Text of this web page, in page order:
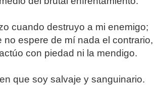
cuando destruyo a mi enemigo;
no espere de mí nada el contrario,
con piedad ni la mendigo.
que soy salvaje y sanguinario.